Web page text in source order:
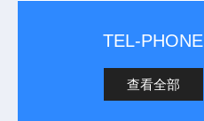
TEL-PHONE
查看全部